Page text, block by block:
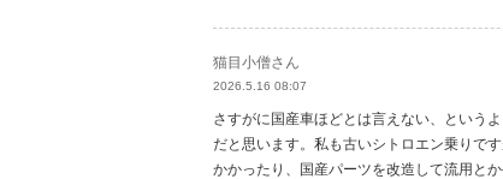
猫目小僧さん
2026.5.16 08:07
さすがに国産車ほどとは言えない、という
だと思います。私も古いシトロエン乗りで
かかったり、国産パーツを改造して流用とか